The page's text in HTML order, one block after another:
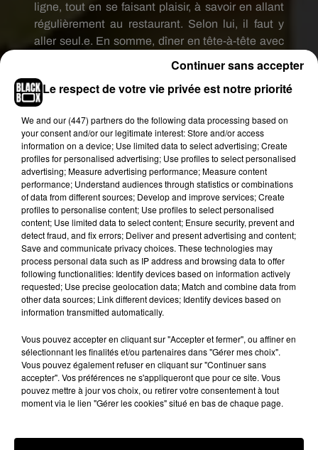
Publié : 7 juin 2019 à 16h00 par Aurélie Amcn
ligne, tout en se faisant plaisir, à savoir en allant
régulièrement au restaurant. Selon lui, il faut y
aller seul.e. En somme, dîner en tête-à-tête avec
Le spécialiste estime, en effet, que nous aurions
tendance à mieux contrôler ce que nous
mangeons en étant seul autour d’une table. Pour
justifier son analyse, il a d’ailleurs mené plusieurs
études et le résultat est visiblement toujours le
même : plus il y a de personnes autour d’une
table, plus nous mangeons (entrée, un repas
riche, des sodas et des cocktails, un dessert
calorique, etc).
Pire encore, si nous suivons un régime. Un groupe
de quatre personnes mange 75% plus, tandis
qu’un groupe de sept personnes autour d’une
table mange 100 % plus qu’à l’accoutumée.
Fil actus
6 août 2026
Franglish et Keblack dévoilent une session live
surprise
5 août 2026
Russ frappe fort avec son nouveau single «
Tiakola annonce le premier concert de son
Le respect de votre vie privée est notre priorité
We and our (447) partnersdo the following data processing based on
your consent and/or our legitimate interest: Store and/or access
information on a device; Use limited data to select advertising; Create
profiles for personalised advertising; Use profiles to select personalised
advertising; Measure advertising performance; Measure content
performance; Understand audiences through statistics or combinations
of data from different sources; Develop and improve services; Create
profiles to personalise content; Use profiles to select personalised
content; Use limited data to select content; Ensure security, prevent and
detect fraud, and fix errors; Deliver and present advertising and content;
Save and communicate privacy choices. These technologies may
process personal data such as IP address and browsing data to offer
following functionalities: Identify devices based on information actively
requested; Use precise geolocation data; Match and combine data from
other data sources; Link different devices; Identify devices based on
information transmitted automatically.
Vous pouvez accepter en cliquant sur "Accepter et fermer", ou affiner en
sélectionnant les finalités et/ou partenaires dans "Gérer mes choix".
Vous pouvez également refuser en cliquant sur "Continuer sans
accepter". Vos préférences ne s'appliqueront que pour ce site. Vous
pouvez mettre à jour vos choix, ou retirer votre consentement à tout
moment via le lien "Gérer les cookies" situé en bas de chaque page.
Continuer sans accepter